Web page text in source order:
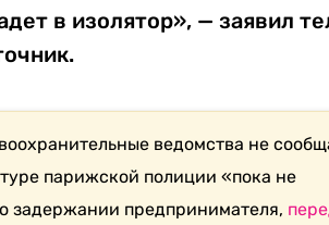
в изолятор», — заявил
ведомства не
парижской полиции «пока не
предпринимателя,